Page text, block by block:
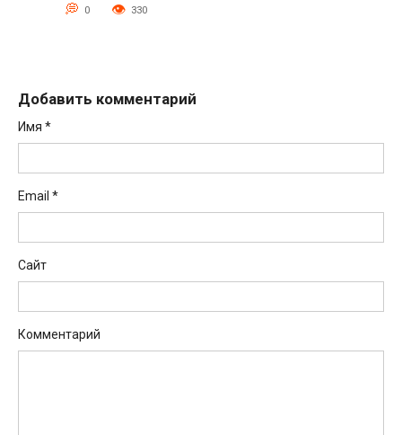
0 330
Добавить комментарий
Имя *
Email *
Сайт
Комментарий